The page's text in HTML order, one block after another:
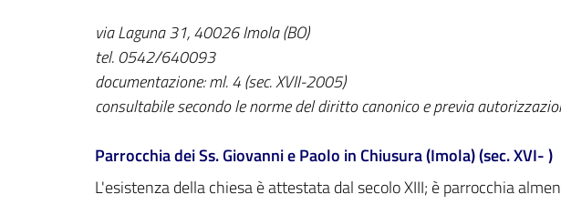
via Laguna 31, 40026 Imola (BO)
tel. 0542/640093
documentazione: ml. 4 (sec. XVII-2005)
consultabile secondo le norme del diritto canonico e previa
Parrocchia dei Ss. Giovanni e Paolo in Chiusura (Imola) (sec. XVI- )
L'esistenza della chiesa è attestata dal secolo XIII; è parrocchia